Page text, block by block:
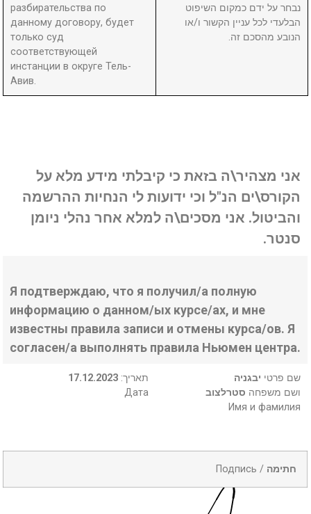
разбирательства по
данному договору, будет
только суд
соответствующей
инстанции в округе Тель-
Авив.
נבחר על ידם כמקום השיפוט
הבלעדי לכל עניין הקשור ו/או
הנובע מהסכם זה.
אני מצהיר\ה בזאת כי קיבלתי מידע מלא על
הקורס\ים הנ"ל וכי ידועות לי הנחיות ההרשמה
והביטול. אני מסכים\ה למלא אחר נהלי ניומן
סנטר.
Я подтверждаю, что я получил/а полную
информацию о данном/ых курсе/ах, и мне
известны правила записи и отмены курса/ов. Я
согласен/а выполнять правила Ньюмен центра.
17.12.2023 :תאריך
Дата
שם פרטי יבגניה
ושם משפחה סטרלצוב
Имя и фамилия
Подпись / חתימה